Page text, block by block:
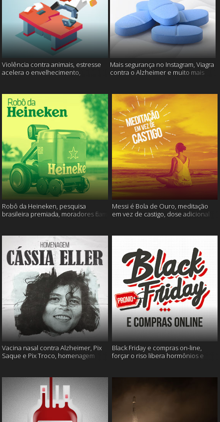
Violência contra animais, estresse
acelera o envelhecimento,
Mais segurança no Instagram, Viagra
contra o Alzheimer e muito mais
Robô da Heineken, pesquisa
brasileira premiada, moradores ficam
Messi é Bola de Ouro, meditação
em vez de castigo, dose adicional
Vacina nasal contra Alzheimer, Pix
Saque e Pix Troco, homenagem
Black Friday e compras on-line,
forçar o riso libera hormônios e